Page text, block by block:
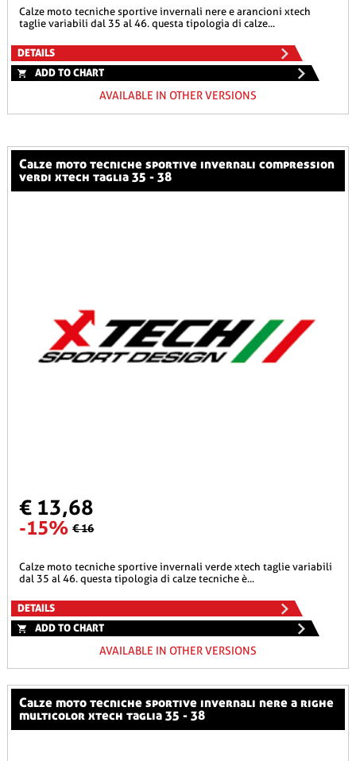
calze moto tecniche sportive invernali nere e arancioni xtech
taglie variabili dal 35 al 46. questa tipologia di calze...
DETAILS
ADD TO CHART
AVAILABLE IN OTHER VERSIONS
calze moto tecniche sportive invernali compression
verdi xtech taglia 35 - 38
€ 13,68
-15% € 16
calze moto tecniche sportive invernali verde xtech taglie variabili
dal 35 al 46. questa tipologia di calze tecniche è...
DETAILS
ADD TO CHART
AVAILABLE IN OTHER VERSIONS
calze moto tecniche sportive invernali nere a righe
multicolor xtech taglia 35 - 38